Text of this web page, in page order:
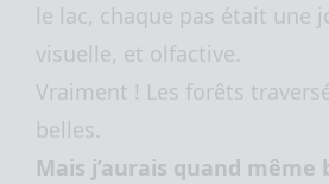
le lac, chaque pas était une
visuelle, et olfactive.
Vraiment ! Les forêts
belles.
Mais j’aurais quand même